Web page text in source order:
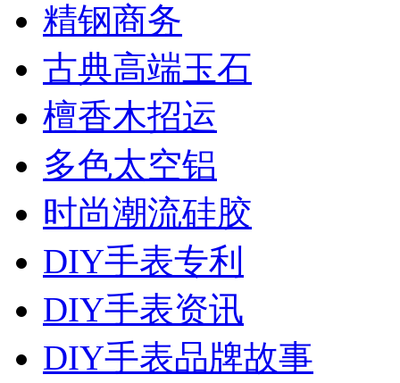
精钢商务
古典高端玉石
檀香木招运
多色太空铝
时尚潮流硅胶
DIY手表专利
DIY手表资讯
DIY手表品牌故事